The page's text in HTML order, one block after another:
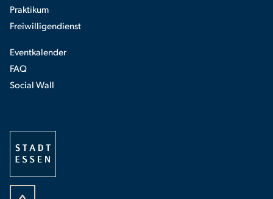
Praktikum
Freiwilligendienst
Eventkalender
FAQ
Social Wall